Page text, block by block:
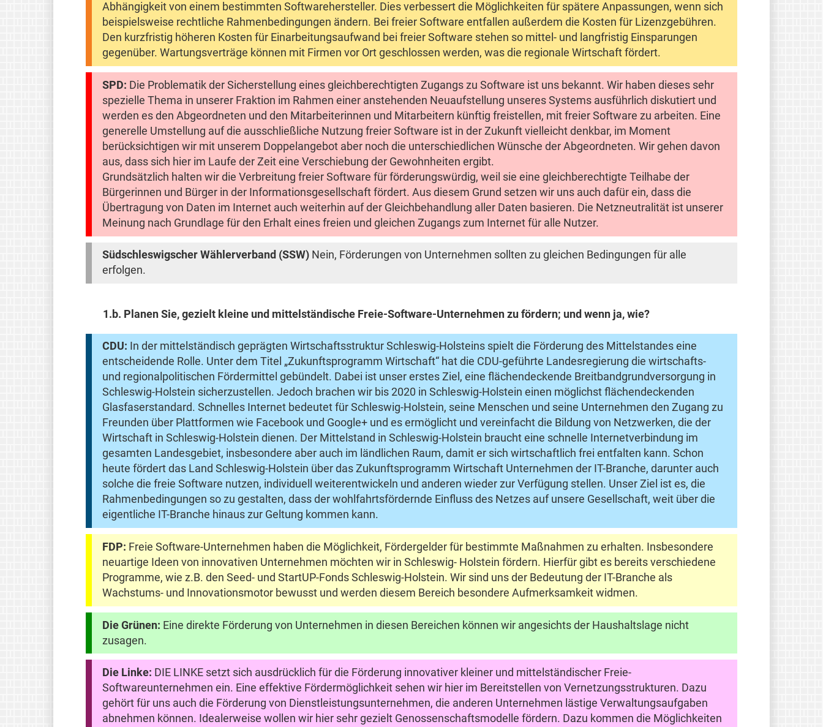
Abhängigkeit von einem bestimmten Softwarehersteller. Dies verbessert die Möglichkeiten für spätere Anpassungen, wenn sich
beispielsweise rechtliche Rahmenbedingungen ändern. Bei freier Software entfallen außerdem die Kosten für Lizenzgebühren.
Den kurzfristig höheren Kosten für Einarbeitungsaufwand bei freier Software stehen so mittel- und langfristig Einsparungen
gegenüber. Wartungsverträge können mit Firmen vor Ort geschlossen werden, was die regionale Wirtschaft fördert.
SPD: Die Problematik der Sicherstellung eines gleichberechtigten Zugangs zu Software ist uns bekannt. Wir haben dieses sehr
spezielle Thema in unserer Fraktion im Rahmen einer anstehenden Neuaufstellung unseres Systems ausführlich diskutiert und
werden es den Abgeordneten und den Mitarbeiterinnen und Mitarbeitern künftig freistellen, mit freier Software zu arbeiten. Eine
generelle Umstellung auf die ausschließliche Nutzung freier Software ist in der Zukunft vielleicht denkbar, im Moment
berücksichtigen wir mit unserem Doppelangebot aber noch die unterschiedlichen Wünsche der Abgeordneten. Wir gehen davon
aus, dass sich hier im Laufe der Zeit eine Verschiebung der Gewohnheiten ergibt.
Grundsätzlich halten wir die Verbreitung freier Software für förderungswürdig, weil sie eine gleichberechtigte Teilhabe der
Bürgerinnen und Bürger in der Informationsgesellschaft fördert. Aus diesem Grund setzen wir uns auch dafür ein, dass die
Übertragung von Daten im Internet auch weiterhin auf der Gleichbehandlung aller Daten basieren. Die Netzneutralität ist unserer
Meinung nach Grundlage für den Erhalt eines freien und gleichen Zugangs zum Internet für alle Nutzer.
Südschleswigscher Wählerverband (SSW) Nein, Förderungen von Unternehmen sollten zu gleichen Bedingungen für alle
erfolgen.
1.b. Planen Sie, gezielt kleine und mittelständische Freie-Software-Unternehmen zu fördern; und wenn ja, wie?
CDU: In der mittelständisch geprägten Wirtschaftsstruktur Schleswig-Holsteins spielt die Förderung des Mittelstandes eine
entscheidende Rolle. Unter dem Titel „Zukunftsprogramm Wirtschaft“ hat die CDU-geführte Landesregierung die wirtschafts-
und regionalpolitischen Fördermittel gebündelt. Dabei ist unser erstes Ziel, eine flächendeckende Breitbandgrundversorgung in
Schleswig-Holstein sicherzustellen. Jedoch brachen wir bis 2020 in Schleswig-Holstein einen möglichst flächendeckenden
Glasfaserstandard. Schnelles Internet bedeutet für Schleswig-Holstein, seine Menschen und seine Unternehmen den Zugang zu
Freunden über Plattformen wie Facebook und Google+ und es ermöglicht und vereinfacht die Bildung von Netzwerken, die der
Wirtschaft in Schleswig-Holstein dienen. Der Mittelstand in Schleswig-Holstein braucht eine schnelle Internetverbindung im
gesamten Landesgebiet, insbesondere aber auch im ländlichen Raum, damit er sich wirtschaftlich frei entfalten kann. Schon
heute fördert das Land Schleswig-Holstein über das Zukunftsprogramm Wirtschaft Unternehmen der IT-Branche, darunter auch
solche die freie Software nutzen, individuell weiterentwickeln und anderen wieder zur Verfügung stellen. Unser Ziel ist es, die
Rahmenbedingungen so zu gestalten, dass der wohlfahrtsfördernde Einfluss des Netzes auf unsere Gesellschaft, weit über die
eigentliche IT-Branche hinaus zur Geltung kommen kann.
FDP: Freie Software-Unternehmen haben die Möglichkeit, Fördergelder für bestimmte Maßnahmen zu erhalten. Insbesondere
neuartige Ideen von innovativen Unternehmen möchten wir in Schleswig- Holstein fördern. Hierfür gibt es bereits verschiedene
Programme, wie z.B. den Seed- und StartUP-Fonds Schleswig-Holstein. Wir sind uns der Bedeutung der IT-Branche als
Wachstums- und Innovationsmotor bewusst und werden diesem Bereich besondere Aufmerksamkeit widmen.
Die Grünen: Eine direkte Förderung von Unternehmen in diesen Bereichen können wir angesichts der Haushaltslage nicht
zusagen.
Die Linke: DIE LINKE setzt sich ausdrücklich für die Förderung innovativer kleiner und mittelständischer Freie-
Softwareunternehmen ein. Eine effektive Fördermöglichkeit sehen wir hier im Bereitstellen von Vernetzungsstrukturen. Dazu
gehört für uns auch die Förderung von Dienstleistungsunternehmen, die anderen Unternehmen lästige Verwaltungsaufgaben
abnehmen können. Idealerweise wollen wir hier sehr gezielt Genossenschaftsmodelle fördern. Dazu kommen die Möglichkeiten